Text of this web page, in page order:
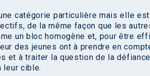
catégorie particulière mais elle
de la même façon que les
un bloc homogène et, pour être
des jeunes ont à prendre en
et à traiter la question de la
leur cible.